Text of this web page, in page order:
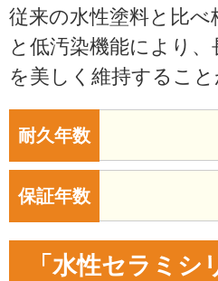
従来の水性塗料と比
と低汚染機能により
を美しく維持すること
耐久年数
保証年数
「水性セラミ